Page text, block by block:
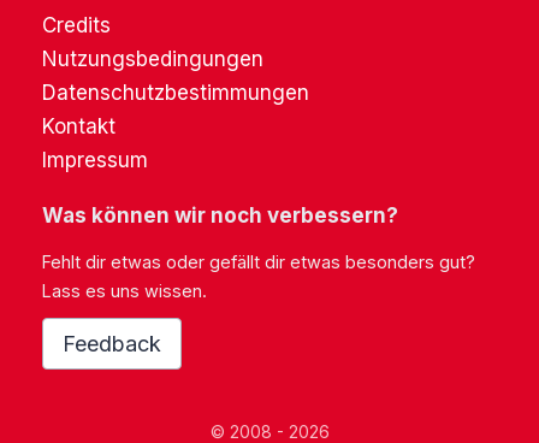
Credits
Nutzungsbedingungen
Datenschutzbestimmungen
Kontakt
Impressum
Was können wir noch verbessern?
Fehlt dir etwas oder gefällt dir etwas besonders gut?
Lass es uns wissen.
Feedback
© 2008 - 2026